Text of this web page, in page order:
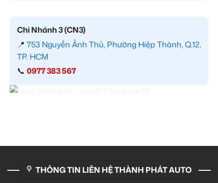
Chi Nhánh 3 (CN3)
📍 753 Nguyễn Ảnh Thủ, Phường Hiệp Thành, Q.12,
TP. HCM
📞 0977 383 567
THÔNG TIN LIÊN HỆ THÀNH PHÁT AUTO